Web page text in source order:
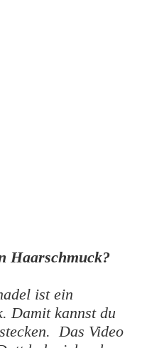
Haarschmuck?
ist ein
Damit kannst du
Das Video